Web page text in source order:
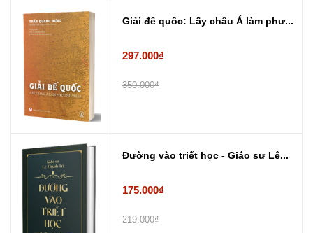
Giải đế quốc: Lấy châu Á làm phư...
297.000₫
350.000₫
Đường vào triết học - Giáo sư Lê...
175.000₫
219.000₫